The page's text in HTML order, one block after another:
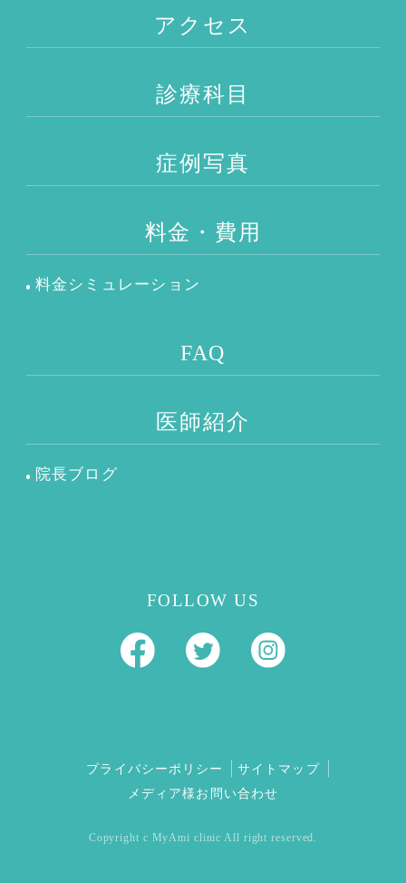
アクセス
診療科目
症例写真
料金・費用
料金シミュレーション
FAQ
医師紹介
院長ブログ
FOLLOW US
プライバシーポリシー
サイトマップ
メディア様お問い合わせ
Copyright c MyAmi clinic All right reserved.